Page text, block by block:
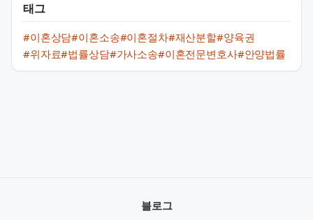
태그
#이혼상담#이혼소송#이혼절차#재산분할#양육권
#위자료#법률상담#가사소송#이혼전문변호사#안양법률
블로그